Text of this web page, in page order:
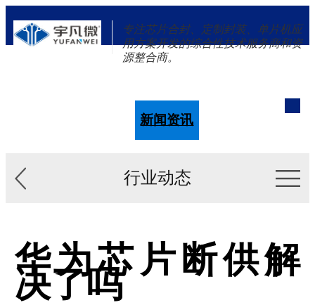
专注芯片合封、定制封装、单片机应
用方案开发的综合性技术服务商和资
源整合商。
新闻资讯
行业动态
华为芯片断供解
决了吗